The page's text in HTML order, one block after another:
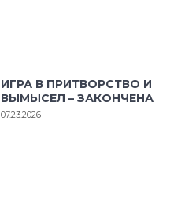
ИГРА В ПРИТВОРСТВО И
ВЫМЫСЕЛ – ЗАКОНЧЕНА
07.23.2026